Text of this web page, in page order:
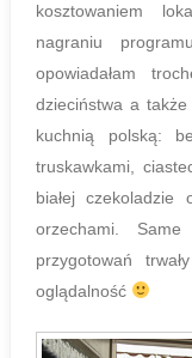
kosztowaniem
nagraniu
opowiadałam
dzieciństwa a także
kuchnią polską:
truskawkami,
białej czekoladzie
orzechami.
przygotowań
oglądalność